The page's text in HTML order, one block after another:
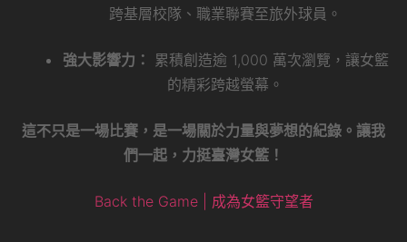
跨基層校隊、職業聯賽至旅外球員。
強大影響力：
累積創造逾 1,000 萬次瀏覽，讓女籃
的精彩跨越螢幕。
這不只是一場比賽，是一場關於力量與夢想的紀錄。讓我
們一起，力挺臺灣女籃！
Back the Game | 成為女籃守望者